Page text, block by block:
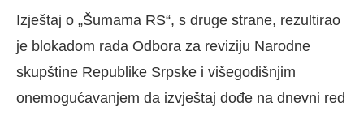
Izještaj o „Šumama RS“, s druge strane, rezultirao
je blokadom rada Odbora za reviziju Narodne
skupštine Republike Srpske i višegodišnjim
onemogućavanjem da izvještaj dođe na dnevni red